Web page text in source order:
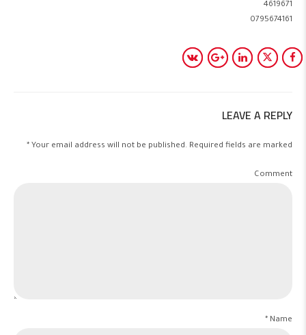
4619671
0795674161
LEAVE A REPLY
Your email address will not be published. Required fields are marked *
Comment
Name *